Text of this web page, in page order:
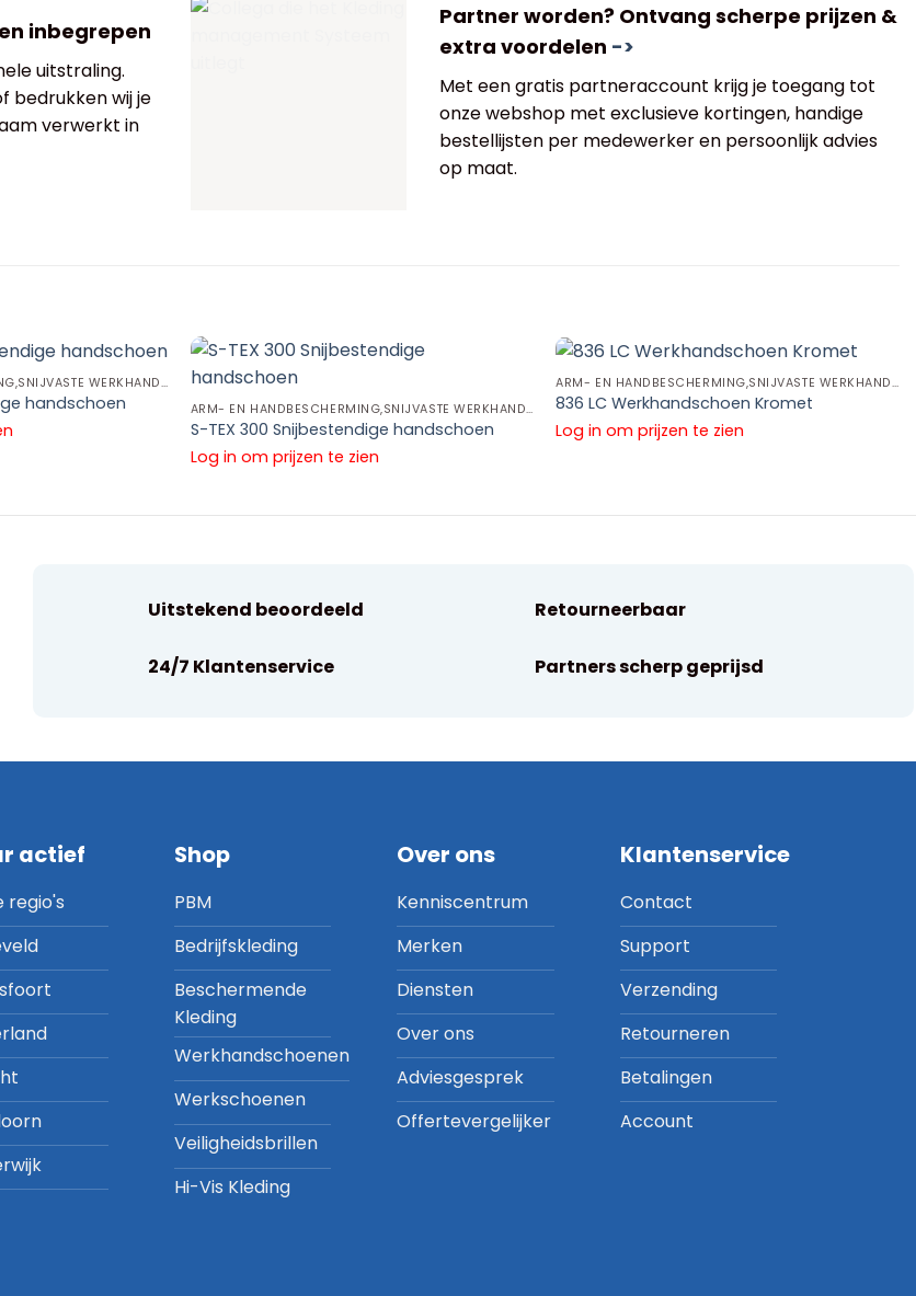
inbegrepen
uitstraling.
bedrukken wij je
verwerkt in
Partner worden? Ontvang scherpe prijzen &
extra voordelen ->
Met een gratis partneraccount krijg je toegang tot
onze webshop met exclusieve kortingen, handige
bestellijsten per medewerker en persoonlijk advies
op maat.
ARM- EN HANDBESCHERMING,SNIJVASTE WERKHANDSCHOENEN,CUT D WERKHANDSCHOENEN
handschoen
ARM- EN HANDBESCHERMING,SNIJVASTE WERKHANDSCHOENEN,CUT D WERKHANDSCHOENEN
S-TEX 300 Snijbestendige handschoen
Log in om prijzen te zien
ARM- EN HANDBESCHERMING,SNIJVASTE WERKHANDSCHOENEN,CUT D WERKHANDSCHOENEN
836 LC Werkhandschoen Kromet
Log in om prijzen te zien
Uitstekend beoordeeld
24/7 Klantenservice
Retourneerbaar
Partners scherp geprijsd
actief
regio's
Shop
PBM
Bedrijfskleding
Beschermende
Kleding
Werkhandschoenen
Werkschoenen
Veiligheidsbrillen
Hi-Vis Kleding
Over ons
Kenniscentrum
Merken
Diensten
Over ons
Adviesgesprek
Offertevergelijker
Klantenservice
Contact
Support
Verzending
Retourneren
Betalingen
Account